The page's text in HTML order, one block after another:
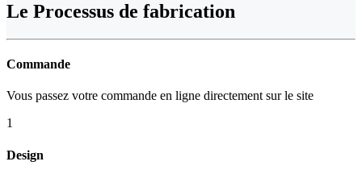
Le Processus de fabrication
Commande
Vous passez votre commande en ligne directement sur le site
1
Design